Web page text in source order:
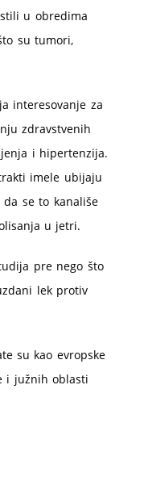
u obredima
su tumori,
interesovanje za
zdravstvenih
i hipertenzija.
imele ubijaju
se to kanališe
u jetri.
pre nego što
lek protiv
su kao evropske
i južnih oblasti